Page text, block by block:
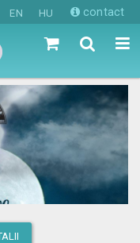
EN HU contact